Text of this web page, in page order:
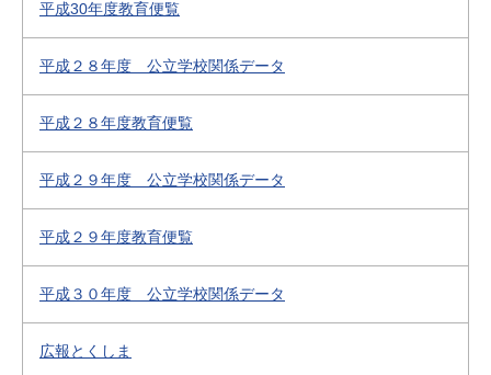
平成30年度教育便覧
平成２８年度 公立学校関係データ
平成２８年度教育便覧
平成２９年度 公立学校関係データ
平成２９年度教育便覧
平成３０年度 公立学校関係データ
広報とくしま